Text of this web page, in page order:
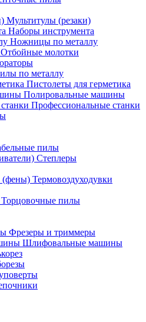
Мультитулы (резаки)
Наборы инструмента
Ножницы по металлу
Отбойные молотки
по металлу
Пистолеты для герметика
Полировальные машины
Профессиональные станки
пилы
Степлеры
Термовоздуходувки
Торцовочные пилы
Фрезеры и триммеры
Шлифовальные машины